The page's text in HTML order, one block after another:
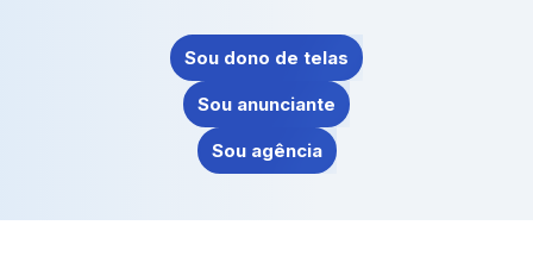
Sou anunciante
Sou dono de telas
Sou agência